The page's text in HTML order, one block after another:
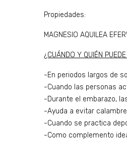
Propiedades:
MAGNESIO AQUILEA
¿CUÁNDO Y QUIÉN
-En periodos largos de
-Cuando las personas
-Durante el embarazo,
-Ayuda a evitar
-Cuando se practica
-Como complemento